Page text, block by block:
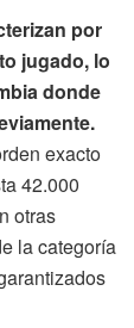
por
jugado, lo
donde
exacto
42.000
otras
la categoría